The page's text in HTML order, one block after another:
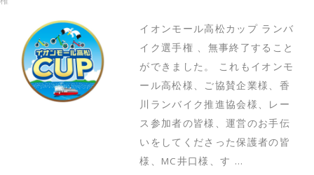
イオンモール高松カップ ランバ
イク選手権 、無事終了すること
ができました。 これもイオンモ
ール高松様、ご協賛企業様、香
川ランバイク推進協会様、レー
ス参加者の皆様、運営のお手伝
いをしてくださった保護者の皆
様、MC井口様、す …